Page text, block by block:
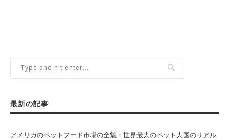
最新の記事
アメリカのペットフード市場の全貌：世界最大のペット大国のリアル